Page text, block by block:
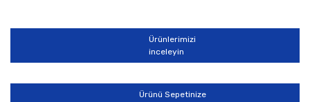
Yorum Yaz
Görüş ve önerileriniz için teşekkür ederiz.
Ürün resmi kalitesiz, bozuk veya görüntülenemiyor.
Ürün açıklamasında eksik bilgiler bulunuyor.
Ürünlerimizi
inceleyin
Ürünü Sepetinize